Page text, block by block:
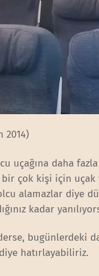
2014)
uçağına daha
bir çok kişi için
alamazlar diye
kadar
bugünlerdeki
hatırlayabiliriz.